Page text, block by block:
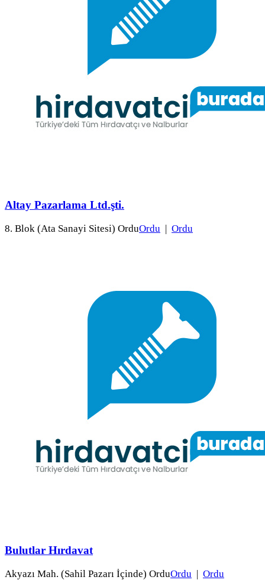
Altay Pazarlama Ltd.şti.
8. Blok (Ata Sanayi Sitesi) OrduOrdu | Ordu
Bulutlar Hırdavat
Akyazı Mah. (Sahil Pazarı İçinde) OrduOrdu | Ordu